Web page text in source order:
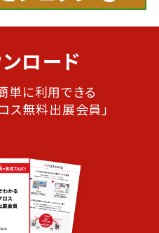
ロード
単に利用できる
ス無料出展会員」